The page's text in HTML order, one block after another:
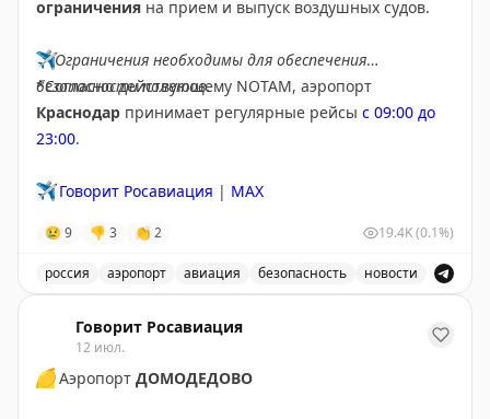
ограничения на прием и выпуск воздушных судов.
✈️Ограничения необходимы для обеспечения
безопасности полетов.
*Согласно действующему NOTAM, аэропорт
Краснодар принимает регулярные рейсы с 09:00 до
23:00.
✈️ Говорит Росавиация | MAX
😢 9 👎 3 👏 2 19.4K(0.1%)
россия аэропорт авиация безопасность новости
Говорит Росавиация
12 июл.
🟡Аэропорт ДОМОДЕДОВО